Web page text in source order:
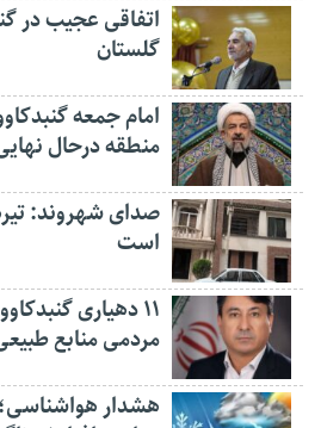
اتفاقی عجیب در‌
گلستان
امام جمعه
منطقه درحال
صدای شهروند:
است
۱۱ دهیاری
مردمی منابع
هشدار